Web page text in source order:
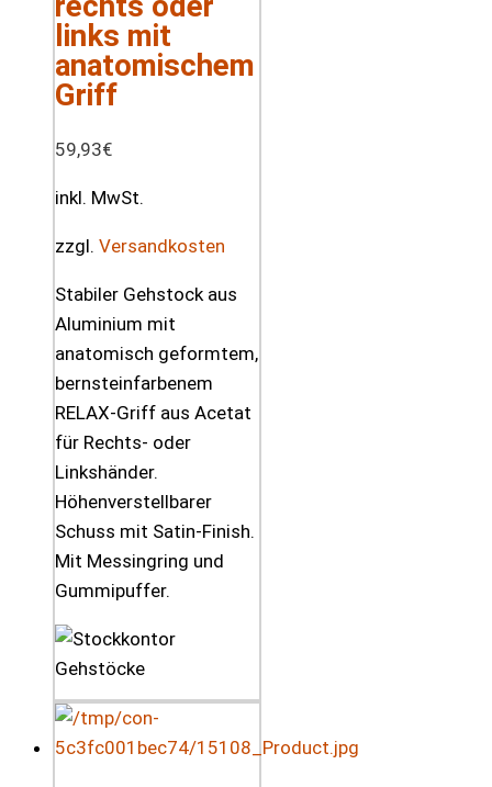
links mit
anatomischem
Griff
59,93€
inkl. MwSt.
zzgl. Versandkosten
Stabiler Gehstock aus
Aluminium mit
anatomisch geformtem,
bernsteinfarbenem
RELAX-Griff aus Acetat
für Rechts- oder
Linkshänder.
Höhenverstellbarer
Schuss mit Satin-Finish.
Mit Messingring und
Gummipuffer.